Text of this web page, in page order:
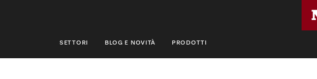
SETTORI BLOG E NOVITÀ PRODOTTI
SETTORI